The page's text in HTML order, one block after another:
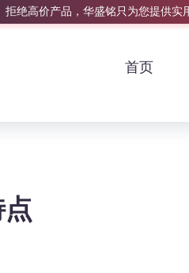
拒绝高价产品，华盛铭只为您提供实
首页